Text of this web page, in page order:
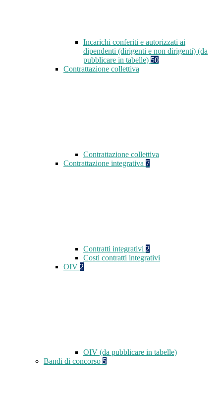
Incarichi conferiti e autorizzati ai
dipendenti (dirigenti e non dirigenti) (da
pubblicare in tabelle) 50
Contrattazione collettiva
Contrattazione collettiva
Contrattazione integrativa 7
Contratti integrativi 2
Costi contratti integrativi
OIV 2
OIV (da pubblicare in tabelle)
Bandi di concorso 5